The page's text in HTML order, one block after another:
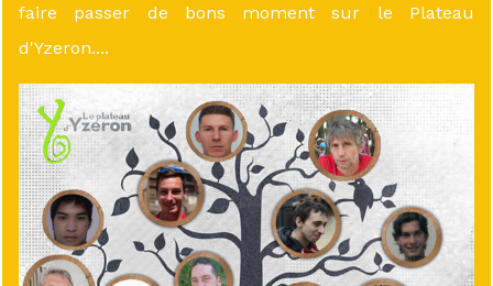
faire passer de bons moment sur le Plateau
d'Yzeron....